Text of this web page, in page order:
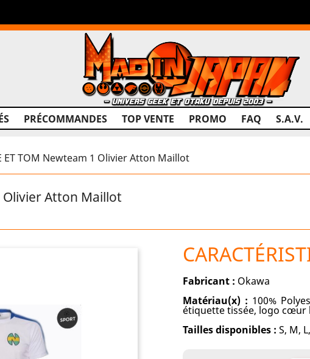
PRÉCOMMANDES TOP VENTE PROMO FAQ S.A.V.
ET TOM Newteam 1 Olivier Atton Maillot
Olivier Atton Maillot
Fabricant : Okawa
Matériau(x) : 100%
étiquette tissée, logo cœur
Tailles disponibles : S, M,